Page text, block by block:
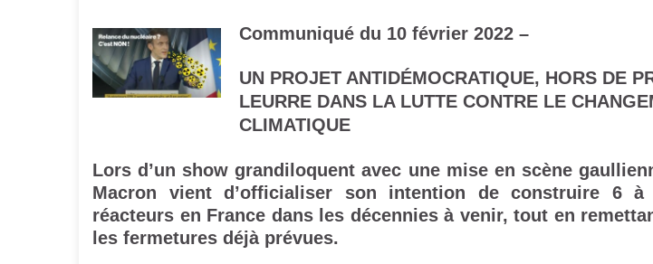
Communiqué du 10 février 2022 –
UN PROJET ANTIDÉMOCRATIQUE, HORS DE
LEURRE DANS LA LUTTE CONTRE LE
CLIMATIQUE
Lors d’un show grandiloquent avec une mise en scène
Macron vient d’officialiser son intention de construire 6 à
réacteurs en France dans les décennies à venir, tout en
les fermetures déjà prévues.